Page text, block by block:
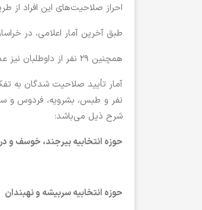
احراز صلاحیت‌های این افراد از
طبق آخرین آمار اعلامی، در خراسان‌جنوبی نیز از تعداد ۱۲۷ داوطلب
همچنین ۲۹ نفر از داوطلبان نیز عدم احراز صلاحیت و ۳۴ نفر دیگر نیز رد صلاحیت شدند.
شرح ذیل می‌باشد:
حوزه انتخابیه بیرجند، خوسف و
حوزه انتخابیه سربیشه و نهبندان